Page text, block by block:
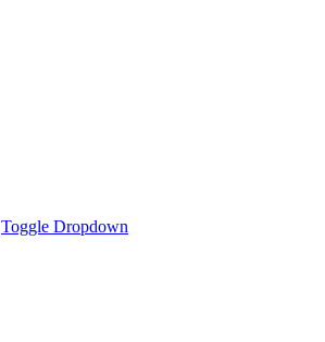
Toggle Dropdown